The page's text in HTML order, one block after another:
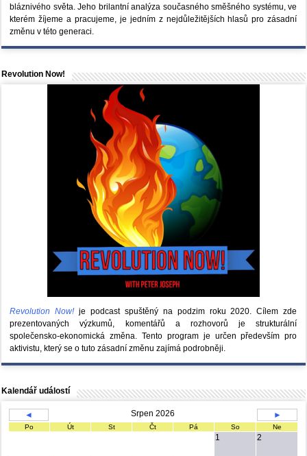
bláznivého světa. Jeho brilantní analýza současného směšného systému, ve
kterém žíjeme a pracujeme, je jedním z nejdůležitějších hlasů pro zásadní
změnu v této generaci.
Revolution Now!
Revolution Now! je podcast spuštěný na podzim roku 2020.Cílem zde
prezentovaných výzkumů, komentářů a rozhovorů je strukturální
společensko-ekonomická změna. Tento program je určen především pro
aktivistu, který se o tuto zásadní změnu zajímá podrobněji.
Kalendář událostí
◄ Srpen 2026 ►
Po Út St Čt Pá So Ne
1 2